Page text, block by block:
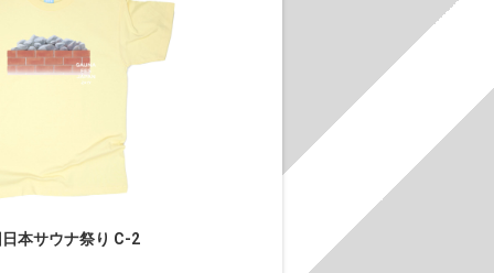
本サウナ祭り C-2